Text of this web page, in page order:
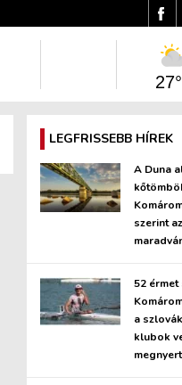
LEGFRISSEBB HÍREK
A Duna
szerint
52 érmet
a
klubok